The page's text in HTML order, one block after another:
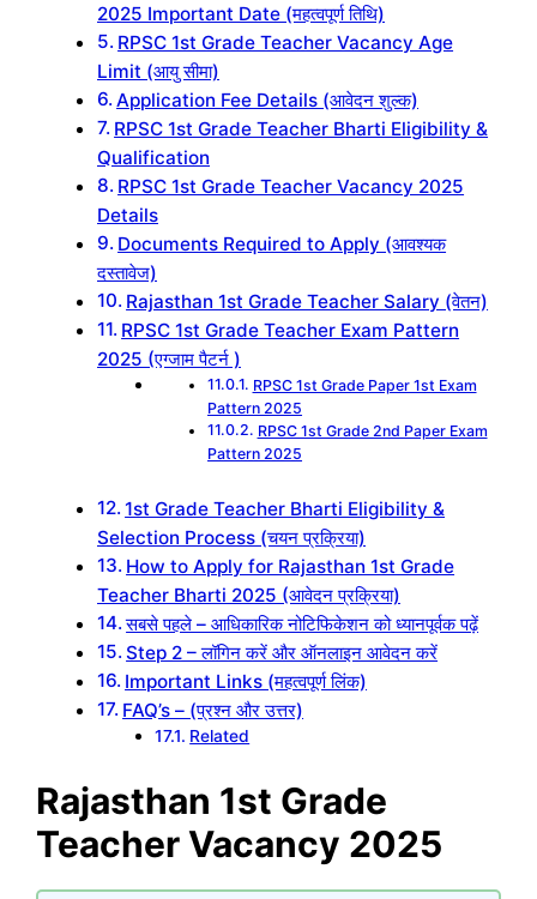
2025 Important Date (महत्वपूर्ण तिथि)
RPSC 1st Grade Teacher Vacancy Age
Limit (आयु सीमा)
Application Fee Details (आवेदन शुल्क)
RPSC 1st Grade Teacher Bharti Eligibility &
Qualification
RPSC 1st Grade Teacher Vacancy 2025
Details
Documents Required to Apply (आवश्यक
दस्तावेज)
Rajasthan 1st Grade Teacher Salary (वेतन)
RPSC 1st Grade Teacher Exam Pattern
2025 (एग्जाम पैटर्न )
RPSC 1st Grade Paper 1st Exam
Pattern 2025
RPSC 1st Grade 2nd Paper Exam
Pattern 2025
1st Grade Teacher Bharti Eligibility &
Selection Process (चयन प्रक्रिया)
How to Apply for Rajasthan 1st Grade
Teacher Bharti 2025 (आवेदन प्रक्रिया)
सबसे पहले – आधिकारिक नोटिफिकेशन को ध्यानपूर्वक पढ़ें
Step 2 – लॉगिन करें और ऑनलाइन आवेदन करें
Important Links (महत्वपूर्ण लिंक)
FAQ’s – (प्रश्न और उत्तर)
Related
Rajasthan 1st Grade
Teacher Vacancy 2025